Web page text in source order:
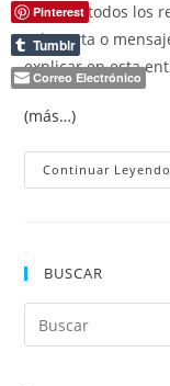
agrupar todos los
sola carta o
explicar en esta
(más…)
Continuar Leyendo
BUSCAR
Pinterest
Tumblr
Correo Electrónico